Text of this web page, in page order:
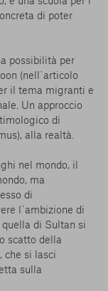
di poter
possibilità per
(nell`articolo
il tema migranti e
Un approccio
di
alla realtà.
nel mondo, il
ma
di
l`ambizione di
di Sultan si
scatto della
che si lasci
sulla